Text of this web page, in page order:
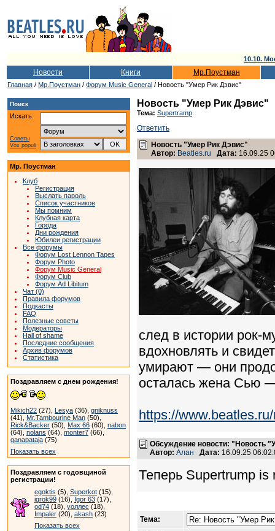
10.10.
Новости Книги Мр.Поустман
Главная / Мр.Поустман / Форум Music General / Новость "Умер Рик Дэвис"
Поиск
Искать:
Советы
Vox populi
Мр. Поустман
Клуб
Регистрация
Выслать пароль
Список участников
Мы помним
Клубная карта
Города
Дни рождения
Юбилеи регистрации
Все форумы
Форум Lost Lennon Tapes
Форум Photo
Форум Music General
Форум Club
Форум Ad Libitum
Чат (0)
Правила форумов
Подкасты
FAQ
Полезные советы
Модераторы
Hall of shame
Последние сообщения
Архив форумов
Статистика
Поздравляем с днем рождения!
Mikich22 (27), Lesya (36), gniknuss
(41), Mr.Tambourine Man (50),
Rick&Backer (50), Max 66 (60), nabon
(64), nolans (64), monter7 (66),
ganapataja (75)
Показать всех
Поздравляем с годовщиной
регистрации!
egoktis (5), Superkot (15),
igrok99 (16), Igor 63 (17),
od74 (18), уоллес (18),
Impaler (20), akash (23)
Показать всех
Новость "Умер Рик Дэвис"
Тема: Supertramp
Ответить
Новость "Умер Рик Дэвис"
Автор: Beatles.ru Дата: 16.09.25
след в истории рок-
вдохновлять и
умирают — они
осталась жена Сью
https://
Обсуждение новости: "Новость
Автор: Алан Дата: 16.09.25
Теперь Supertrump is
Тема: